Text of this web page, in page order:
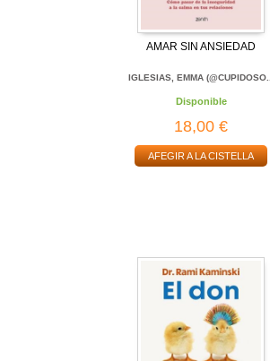
AMAR SIN ANSIEDAD
IGLESIAS, EMMA (@CUPIDOSO...
Disponible
18,00 €
AFEGIR A LA CISTELLA